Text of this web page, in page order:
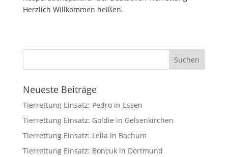
Herzlich Willkommen heißen.
Neueste Beiträge
Tierrettung Einsatz: Pedro in Essen
Tierrettung Einsatz: Goldie in Gelsenkirchen
Tierrettung Einsatz: Leila in Bochum
Tierrettung Einsatz: Boncuk in Dortmund